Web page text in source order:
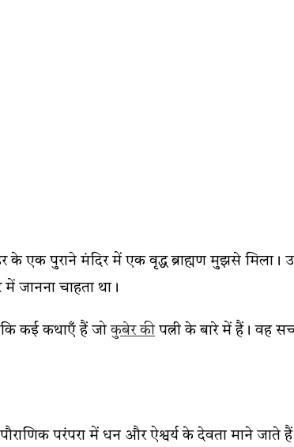
के एक पुराने मंदिर में एक वृद्ध ब्राह्मण मुझसे
में जानना चाहता था।
कि कई कथाएँ हैं जोकुबेर कीपत्नी के बारे में हैं। वह
परंपरा में धन और ऐश्वर्य के देवता माने जाते